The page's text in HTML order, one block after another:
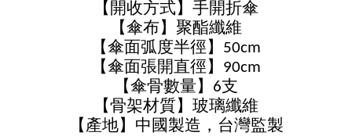
【開收方式】手開折傘
【傘布】聚酯纖維
【傘面弧度半徑】50cm
【傘面張開直徑】90cm
【傘骨數量】6支
【骨架材質】玻璃纖維
【產地】中國製造，台灣監製